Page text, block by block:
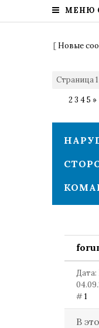
МЕНЮ
[ Новые
Страница1
2 3 45 »
Дата:
#1
В